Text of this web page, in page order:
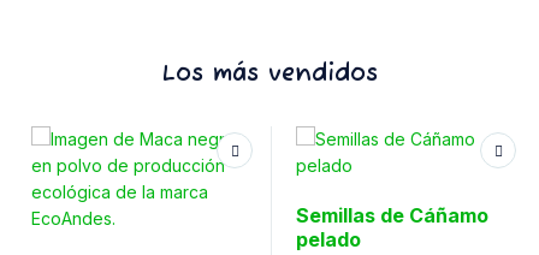
Los más vendidos
Semillas de Cáñamo
pelado